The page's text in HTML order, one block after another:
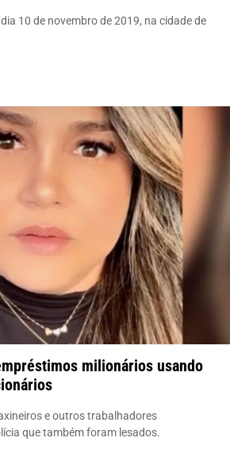
10 de novembro de 2019, na cidade de
milionários usando
e outros trabalhadores
que também foram lesados.